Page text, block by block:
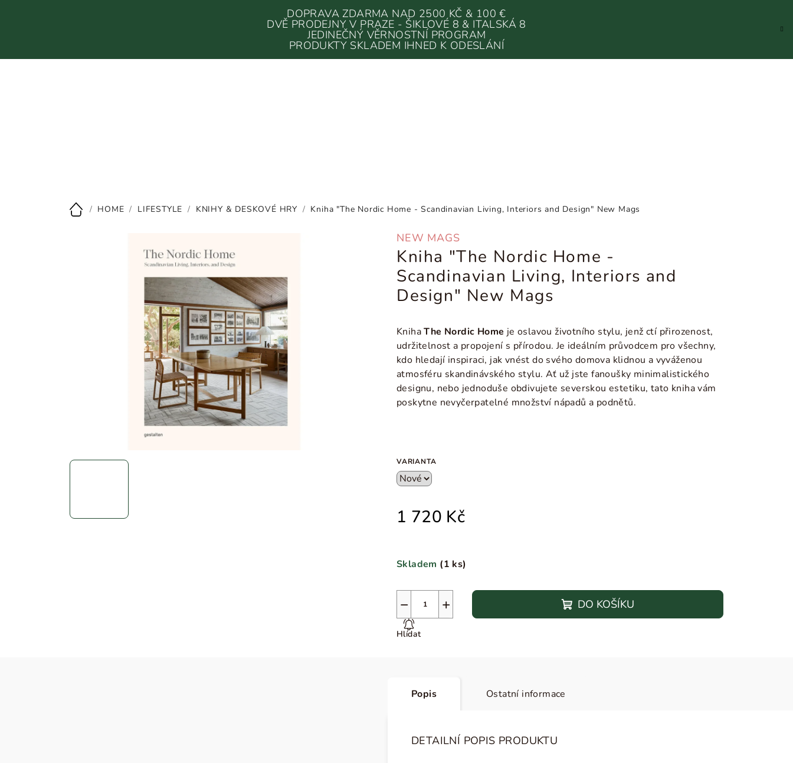
DOPRAVA ZDARMA NAD 2500 KČ & 100 €
DVĚ PRODEJNY V PRAZE - ŠIKLOVÉ 8 & ITALSKÁ 8
JEDINEČNÝ VĚRNOSTNÍ PROGRAM
PRODUKTY SKLADEM IHNED K ODESLÁNÍ
Domů
/ HOME / LIFESTYLE / KNIHY & DESKOVÉ HRY / Kniha "The Nordic Home - Scandinavian Living, Interiors and Design" New Mags
NEW MAGS
Kniha "The Nordic Home -
Scandinavian Living, Interiors and
Design" New Mags
KnihaThe Nordic Home je oslavou životního stylu, jenž ctí přirozenost,
udržitelnost a propojení s přírodou. Je ideálním průvodcem pro všechny,
kdo hledají inspiraci, jak vnést do svého domova klidnou a vyváženou
atmosféru skandinávského stylu. Ať už jste fanoušky minimalistického
designu, nebo jednoduše obdivujete severskou estetiku, tato kniha vám
poskytne nevyčerpatelné množství nápadů a podnětů.
VARIANTA
1 720 Kč
Skladem (1 ks)
+
− DO KOŠÍKU
Hlídat
Popis Ostatní informace
DETAILNÍ POPIS PRODUKTU